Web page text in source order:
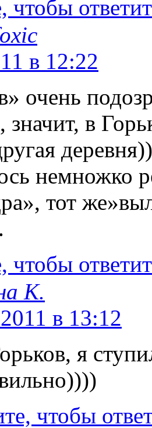
чтобы
в 12:22
очень
значит, в
немножко
тот
чтобы
K.
в 13:12
я
чтобы